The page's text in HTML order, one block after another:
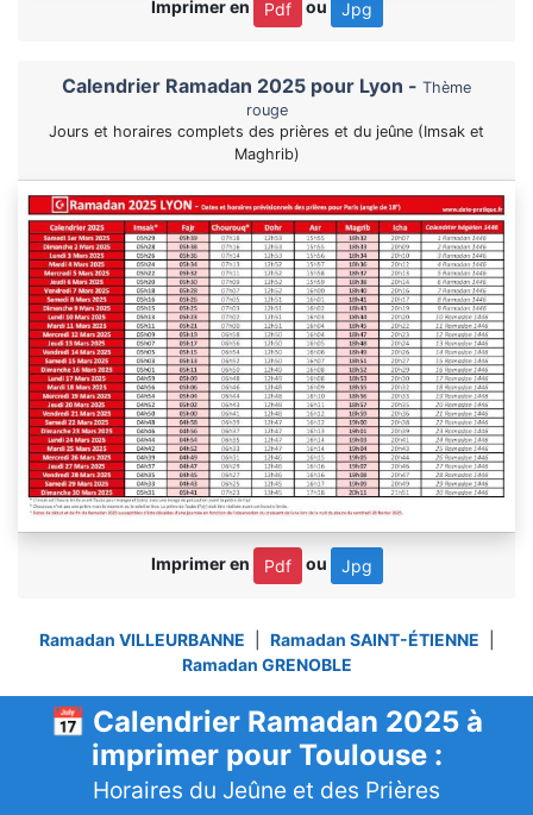
Imprimer en Pdf ou Jpg
Calendrier Ramadan 2025 pour Lyon - Thème
rouge
Jours et horaires complets des prières et du jeûne (Imsak et
Maghrib)
Imprimer en Pdf ou Jpg
Ramadan VILLEURBANNE Ramadan SAINT-ÉTIENNE
Ramadan GRENOBLE
📅 Calendrier Ramadan 2025 à
imprimer pour Toulouse :
Horaires du Jeûne et des Prières